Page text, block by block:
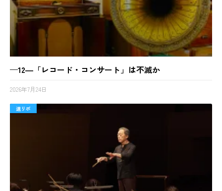
—12―「レコード・コンサート」は不滅か
2026年7月24日
速リポ